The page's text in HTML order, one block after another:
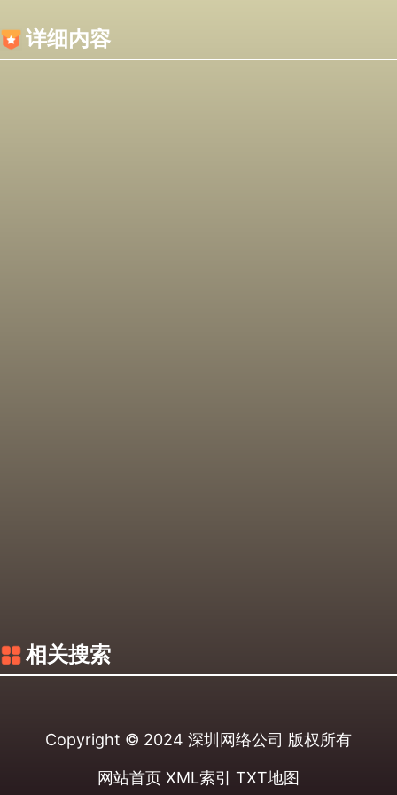
详细内容
相关搜索
Copyright © 2024 深圳网络公司 版权所有
网站首页 XML索引 TXT地图